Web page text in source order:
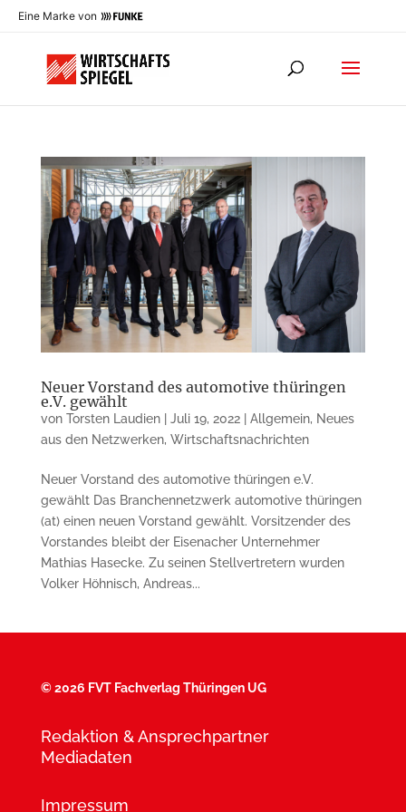
Eine Marke von
Neuer Vorstand des automotive thüringen
e.V. gewählt
von Torsten Laudien| Juli 19, 2022| Allgemein, Neues
aus den Netzwerken, Wirtschaftsnachrichten
Neuer Vorstand des automotive thüringen e.V.
gewählt Das Branchennetzwerk automotive thüringen
(at) einen neuen Vorstand gewählt. Vorsitzender des
Vorstandes bleibt der Eisenacher Unternehmer
Mathias Hasecke. Zu seinen Stellvertretern wurden
Volker Höhnisch, Andreas...
©2026 FVT Fachverlag Thüringen UG
Redaktion & Ansprechpartner
Mediadaten
Impressum